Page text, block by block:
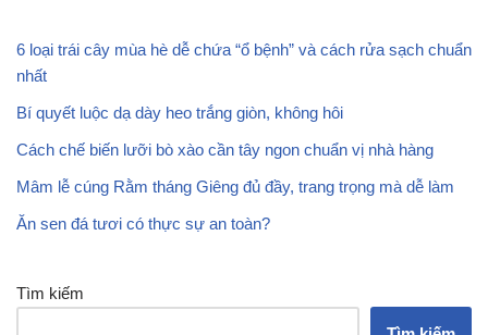
6 loại trái cây mùa hè dễ chứa “ổ bệnh” và cách rửa sạch chuẩn
nhất
Bí quyết luộc dạ dày heo trắng giòn, không hôi
Cách chế biến lưỡi bò xào cần tây ngon chuẩn vị nhà hàng
Mâm lễ cúng Rằm tháng Giêng đủ đầy, trang trọng mà dễ làm
Ăn sen đá tươi có thực sự an toàn?
Tìm kiếm